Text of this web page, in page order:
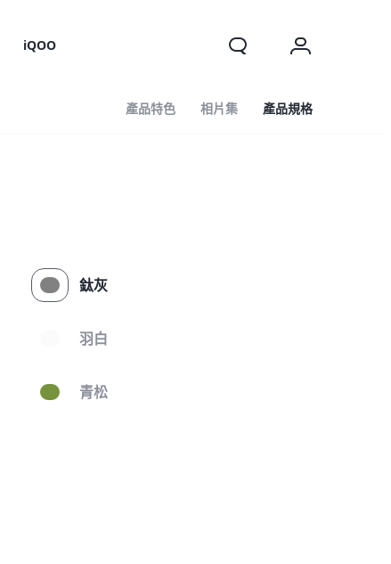
iQOO
產品特色 相片集 產品規格
鈦灰
羽白
青松